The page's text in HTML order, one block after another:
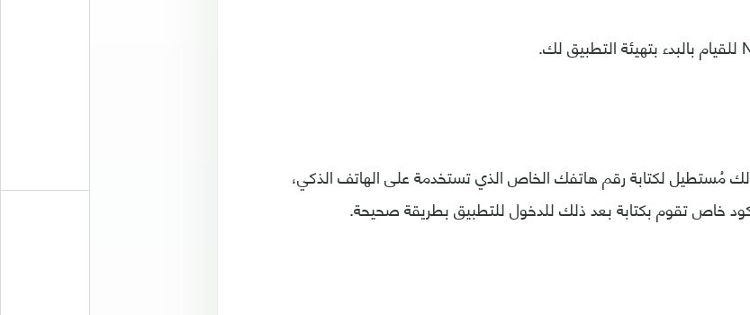
مُستطيل لكتابة رقم هاتفك الخاص الذي تستخدمة على الهاتف الذكي،
خاص تقوم بكتابة بعد ذلك للدخول للتطبيق بطريقة صحيحة.